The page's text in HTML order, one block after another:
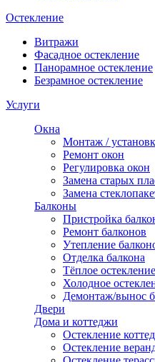
Остекление
Витражи
Фасадное остекление
Панорамное остекление
Безрамное остекление
Услуги
Окна
Монтаж /
Ремонт окон
Регулировка окон
Замена старых
Замена
Балконы
Пристройка
Ремонт балконов
Утепление
Отделка балкона
Тёплое
Холодное
Демонтаж/вынос
Двери
Дома и коттеджи
Остекление
Остекление